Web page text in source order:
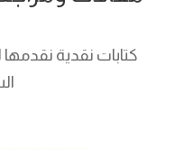
كتابات نقدية نقدمها